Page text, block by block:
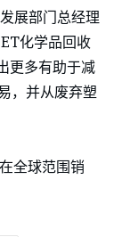
展部门总经理
化学品回收
更多有助于减
，并从废弃塑
全球范围销